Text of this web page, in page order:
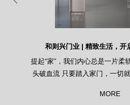
门业 | 精致生活，开启空间新境界！
我们内心总是一片柔软 哪怕在外摔得如何
只要踏入家门，一切就很好 所有的伤痛似
让你再继续往前闯 让我们一起把生活装
MORE